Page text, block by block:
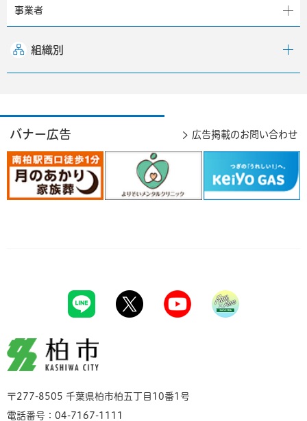
事業者
組織別
バナー広告 広告掲載のお問い合わせ
柏市
〒277-8505 千葉県柏市柏五丁目10番1号
電話番号：04-7167-1111